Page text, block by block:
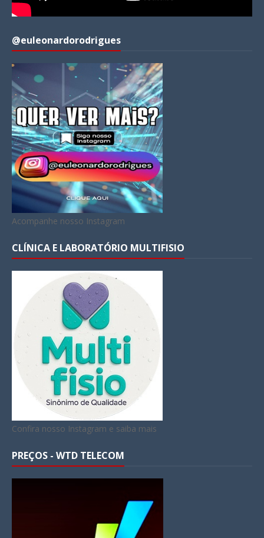
@euleonardorodrigues
Acompanhe nosso Instagram
CLÍNICA E LABORATÓRIO MULTIFISIO
Confira nosso Instagram e saiba mais
PREÇOS - WTD TELECOM